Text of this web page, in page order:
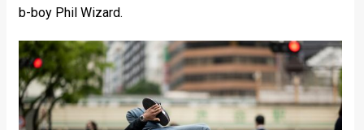
b-boy Phil Wizard.